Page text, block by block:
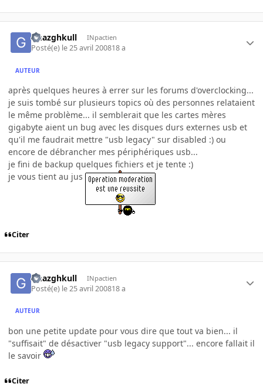
Ghazghkull INpactien
Posté(e) le 25 avril 200818 a
AUTEUR
après quelques heures à errer sur les forums d'overclocking...
je suis tombé sur plusieurs topics où des personnes relataient
le même problème... il semblerait que les cartes mères
gigabyte aient un bug avec les disques durs externes usb et
qu'il me faudrait mettre "usb legacy" sur disabled :) ou
encore de débrancher mes périphériques usb...
je fini de backup quelques fichiers et je tente :)
je vous tient au jus
Citer
Ghazghkull INpactien
Posté(e) le 25 avril 200818 a
AUTEUR
bon une petite update pour vous dire que tout va bien... il
"suffisait" de désactiver "usb legacy support"... encore fallait il
le savoir
Citer